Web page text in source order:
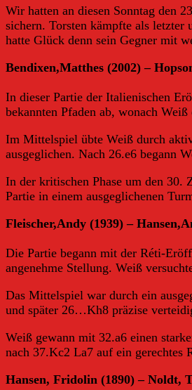
Wir hatten an diesen Sonntag den
sichern. Torsten kämpfte als letzter
hatte Glück denn sein Gegner mit
Bendixen,Matthes (2002) –
In dieser Partie der Italienischen
bekannten Pfaden ab, wonach
Im Mittelspiel übte Weiß durch
ausgeglichen. Nach 26.e6 begann
In der kritischen Phase um den 30.
Partie in einem ausgeglichenen
Fleischer,Andy (1939) –
Die Partie begann mit der Réti-
angenehme Stellung. Weiß
Das Mittelspiel war durch ein
und später 26…Kh8 präzise
Weiß gewann mit 32.a6 einen
nach 37.Kc2 La7 auf ein gerechtes
Hansen, Fridolin (1890) – Noldt,